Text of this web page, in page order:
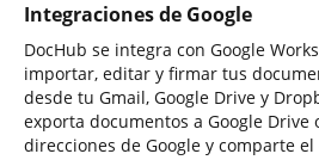
Integraciones de Google
DocHub se integra con Google
importar, editar y firmar tus
desde tu Gmail, Google Drive y
exporta documentos a Google
direcciones de Google y comparte